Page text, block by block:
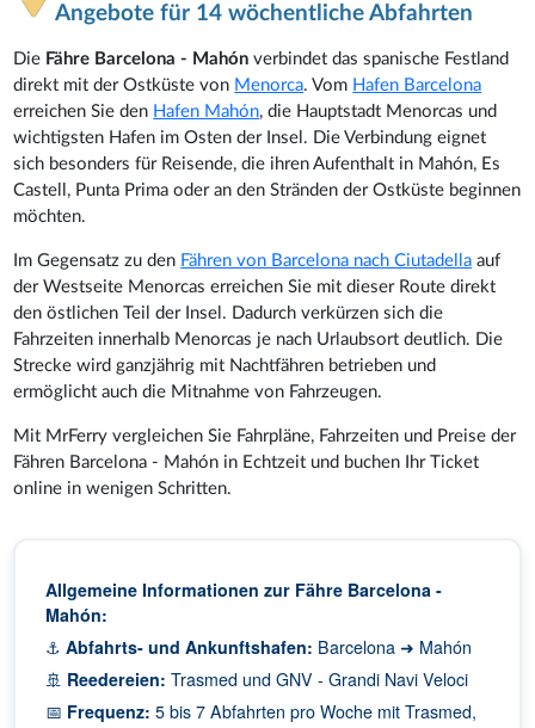
Angebote für 14 wöchentliche Abfahrten
Die Fähre Barcelona - Mahón verbindet das spanische Festland
direkt mit der Ostküste von Menorca. Vom Hafen Barcelona
erreichen Sie den Hafen Mahón, die Hauptstadt Menorcas und
wichtigsten Hafen im Osten der Insel. Die Verbindung eignet
sich besonders für Reisende, die ihren Aufenthalt in Mahón, Es
Castell, Punta Prima oder an den Stränden der Ostküste beginnen
möchten.
Im Gegensatz zu den Fähren von Barcelona nach Ciutadella auf
der Westseite Menorcas erreichen Sie mit dieser Route direkt
den östlichen Teil der Insel. Dadurch verkürzen sich die
Fahrzeiten innerhalb Menorcas je nach Urlaubsort deutlich. Die
Strecke wird ganzjährig mit Nachtfähren betrieben und
ermöglicht auch die Mitnahme von Fahrzeugen.
Mit MrFerry vergleichen Sie Fahrpläne, Fahrzeiten und Preise der
Fähren Barcelona - Mahón in Echtzeit und buchen Ihr Ticket
online in wenigen Schritten.
Allgemeine Informationen zur Fähre Barcelona -
Mahón:
⚓Abfahrts- und Ankunftshafen: Barcelona ➜ Mahón
🚢 Reedereien: Trasmed und GNV - Grandi Navi Veloci
📅 Frequenz: 5 bis 7 Abfahrten pro Woche mit Trasmed,